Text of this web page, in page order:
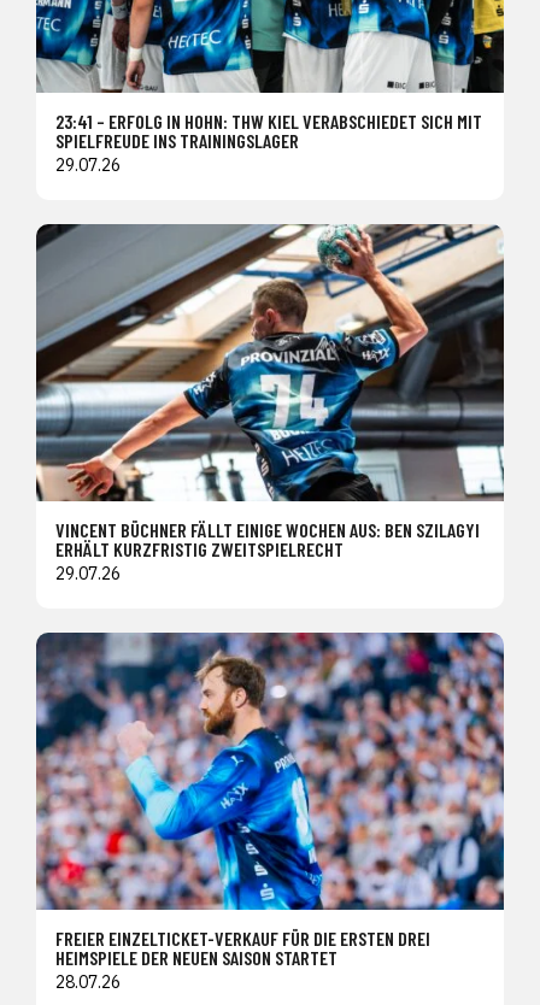
23:41 – ERFOLG IN HOHN: THW KIEL VERABSCHIEDET SICH MIT
SPIELFREUDE INS TRAININGSLAGER
29.07.26
VINCENT BÜCHNER FÄLLT EINIGE WOCHEN AUS: BEN SZILAGYI
ERHÄLT KURZFRISTIG ZWEITSPIELRECHT
29.07.26
FREIER EINZELTICKET-VERKAUF FÜR DIE ERSTEN DREI
HEIMSPIELE DER NEUEN SAISON STARTET
28.07.26